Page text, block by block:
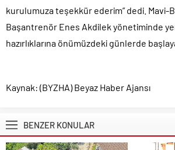
kurulumuza teşekkür ederim” dedi. Mavi-
Başantrenör Enes Akdilek yönetiminde
hazırlıklarına önümüzdeki günlerde
Kaynak: (BYZHA) Beyaz Haber Ajansı
BENZER KONULAR